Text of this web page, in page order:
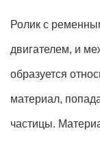
Ролик с
двигателем, и
образуется
материал,
частицы.